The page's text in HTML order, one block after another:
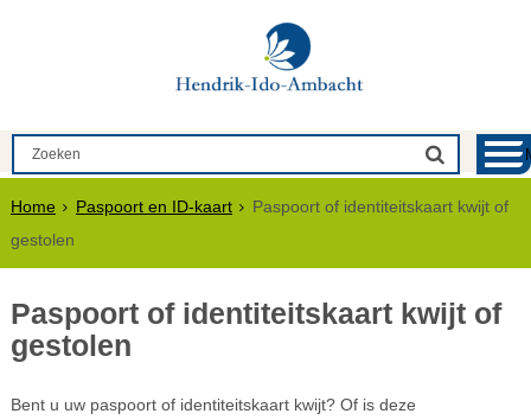
Home Paspoort en ID-kaart
Paspoort of identiteitskaart kwijt of
gestolen
Paspoort of identiteitskaart kwijt of
gestolen
Bent u uw paspoort of identiteitskaart kwijt? Of is deze